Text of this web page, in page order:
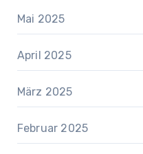
Mai 2025
April 2025
März 2025
Februar 2025